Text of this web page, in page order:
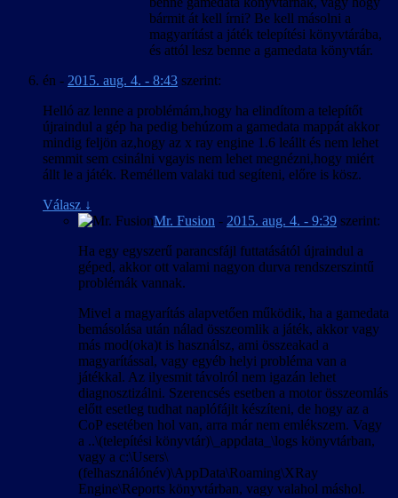
bármit át kell írni? Be kell másolni a
magyarítást a játék telepítési könyvtárába,
és attól lesz benne a gamedata könyvtár.
én - 2015. aug. 4. - 8:43 szerint:
Helló az lenne a problémám,hogy ha elindítom a telepítőt
újraindul a gép ha pedig behúzom a gamedata mappát akkor
mindig feljön az,hogy az x ray engine 1.6 leállt és nem lehet
semmit sem csinálni vgayis nem lehet megnézni,hogy miért
állt le a játék. Reméllem valaki tud segíteni, előre is kösz.
Válasz ↓
Mr. Fusion - 2015. aug. 4. - 9:39 szerint:
Ha egy egyszerű parancsfájl futtatásától újraindul a
géped, akkor ott valami nagyon durva rendszerszintű
problémák vannak.
Mivel a magyarítás alapvetően működik, ha a gamedata
bemásolása után nálad összeomlik a játék, akkor vagy
más mod(oka)t is használsz, ami összeakad a
magyarítással, vagy egyéb helyi probléma van a
játékkal. Az ilyesmit távolról nem igazán lehet
diagnosztizálni. Szerencsés esetben a motor összeomlás
előtt esetleg tudhat naplófájlt készíteni, de hogy az a
CoP esetében hol van, arra már nem emlékszem. Vagy
a ..\(telepítési könyvtár)\_appdata_\logs könyvtárban,
vagy a c:\Users\
(felhasználónév)\AppData\Roaming\XRay
Engine\Reports könyvtárban, vagy valahol máshol.